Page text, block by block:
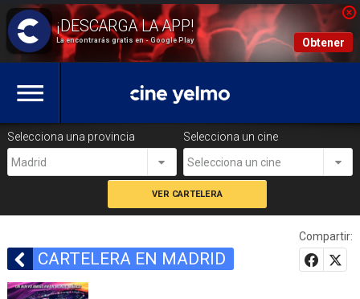
La encontrarás gratis en - Google Play Obtener
Selecciona una provincia
Madrid
Selecciona un cine
Selecciona un cine
CARTELERA EN MADRID
Compartir: